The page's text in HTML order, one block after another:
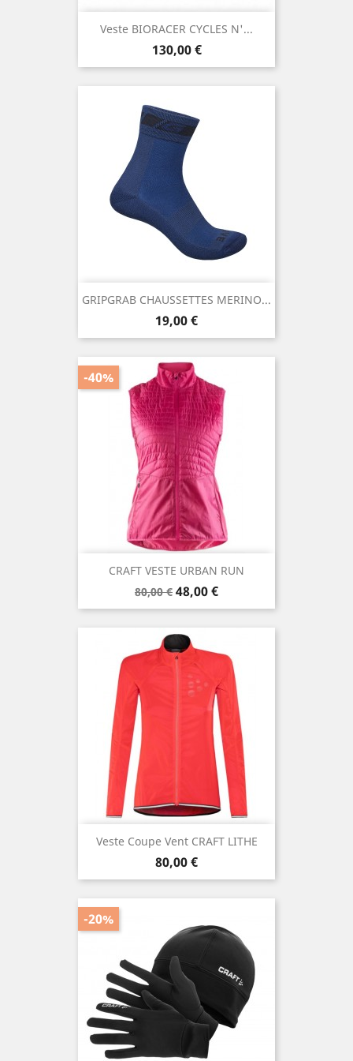
Veste BIORACER CYCLES N'...
Prix
130,00 €
GRIPGRAB CHAUSSETTES MERINO...
Prix
19,00 €
CRAFT VESTE URBAN RUN
Prix
de
80,00 € Prix
48,00 €
-40%
Veste Coupe Vent CRAFT LITHE
Prix
80,00 €
-20%